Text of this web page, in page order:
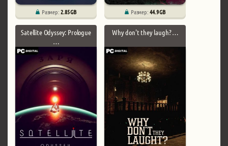
Размер:2.85 GB Размер:44.9 GB
Satellite Odyssey: Prologue
…
Why don't they laugh? …